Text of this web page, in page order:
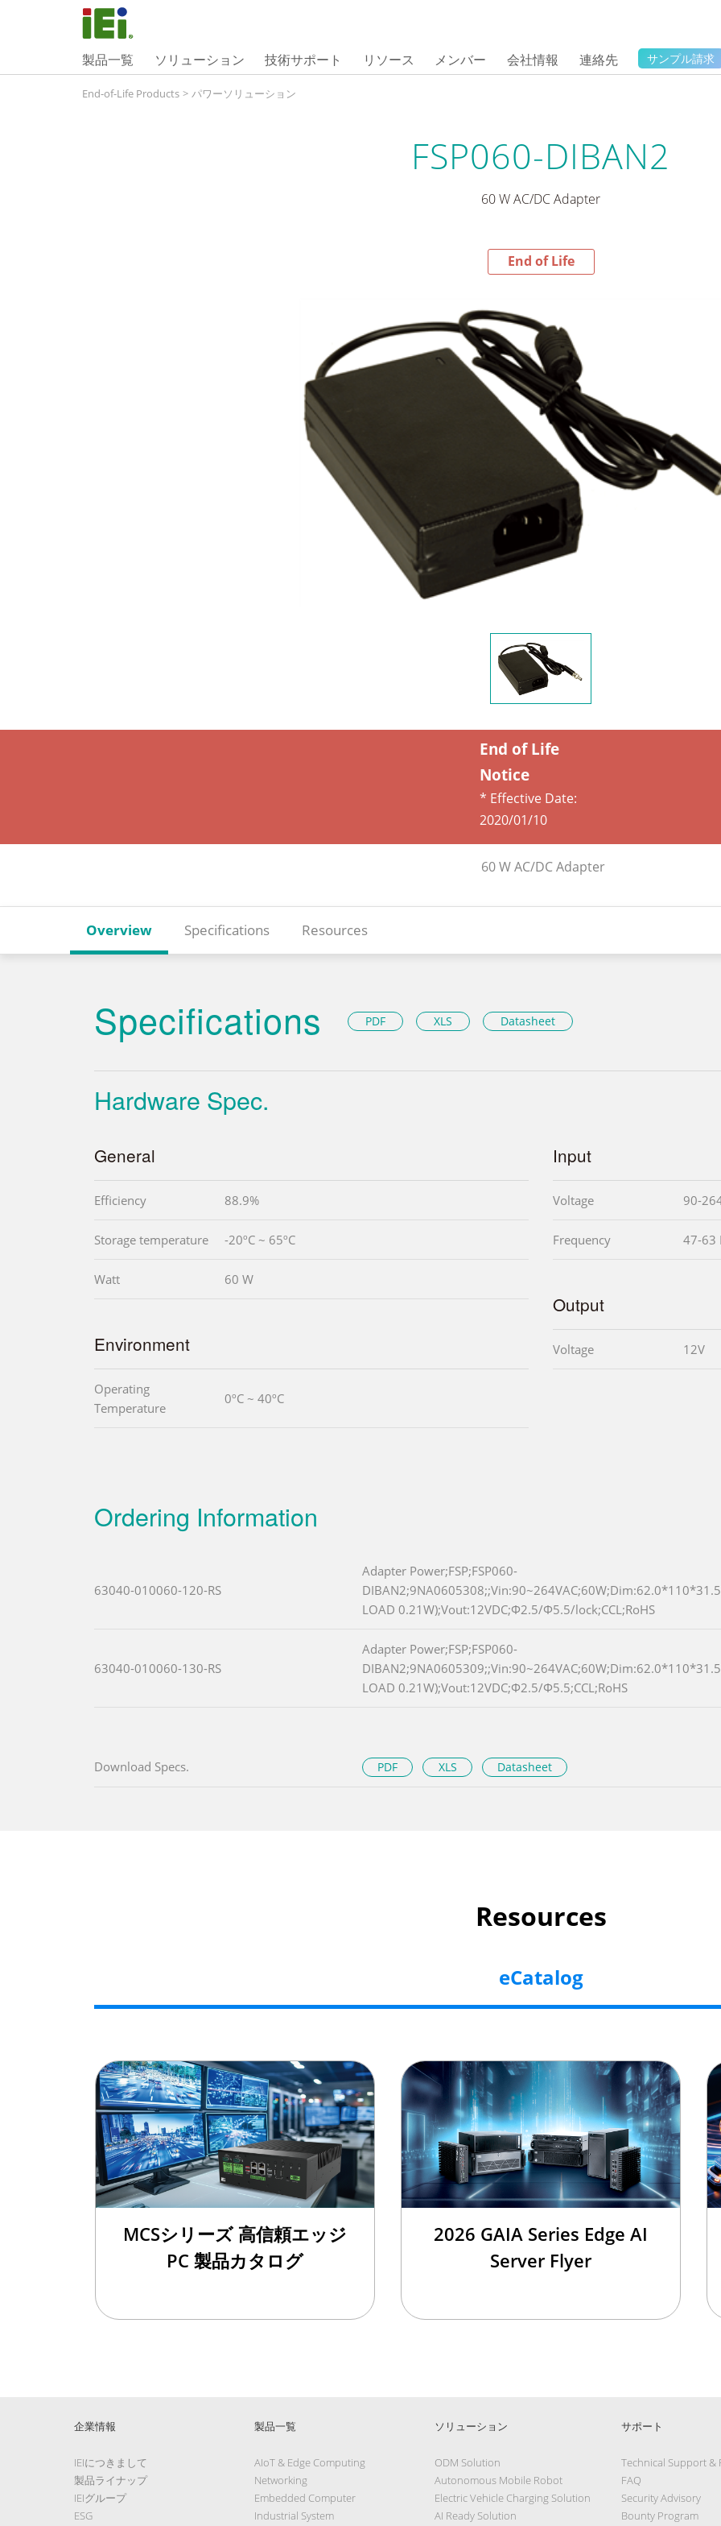
製品一覧 ソリューション 技術サポート リソース メンバー 会社情報 連絡先 サンプル請求
End-of-Life Products > パワーソリューション
FSP060-DIBAN2
60 W AC/DC Adapter
End of Life
End of Life
Notice
* Effective Date:
2020/01/10
60 W AC/DC Adapter
Overview Specifications Resources
Specifications PDF XLS Datasheet
Hardware Spec.
General
Efficiency 88.9%
Storage temperature -20ºC ~ 65ºC
Watt 60 W
Environment
Operating
Temperature
0ºC ~ 40ºC
Input
Voltage 90-
Frequency 47-63
Output
Voltage 12V
Ordering Information
63040-010060-120-RS
Adapter Power;FSP;FSP060-
LOAD 0.21W);Vout:12VDC;Φ2.5/Φ5.5/lock;CCL;RoHS
63040-010060-130-RS
Adapter Power;FSP;FSP060-
LOAD 0.21W);Vout:12VDC;Φ2.5/Φ5.5;CCL;RoHS
Download Specs. PDF XLS Datasheet
Resources
eCatalog
MCSシリーズ 高信頼エッジ
PC 製品カタログ
2026 GAIA Series Edge AI
Server Flyer
企業情報
IEIにつきまして
製品ライナップ
IEIグループ
ESG
製品一覧
AIoT & Edge Computing
Networking
Embedded Computer
Industrial System
ソリューション
ODM Solution
Autonomous Mobile Robot
Electric Vehicle Charging Solution
AI Ready Solution
サポート
Technical Support &
FAQ
Security Advisory
Bounty Program